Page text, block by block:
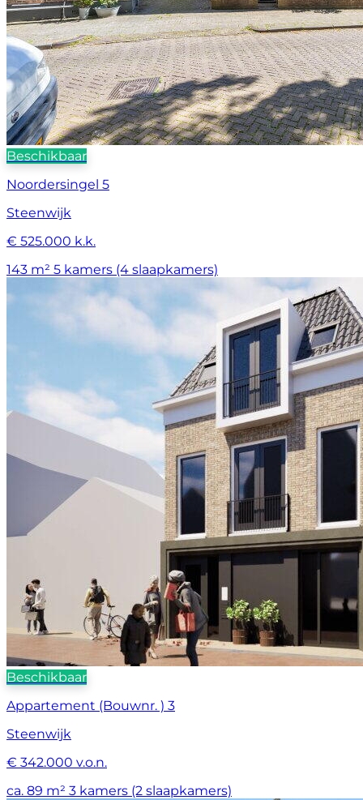
Beschikbaar
Noordersingel 5
Steenwijk
€ 525.000 k.k.
143 m² 5 kamers (4 slaapkamers)
Beschikbaar
Appartement (Bouwnr. ) 3
Steenwijk
€ 342.000 v.o.n.
ca. 89 m² 3 kamers (2 slaapkamers)